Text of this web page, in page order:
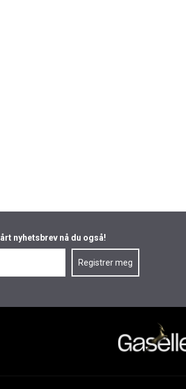
nyhetsbrev nå du også!